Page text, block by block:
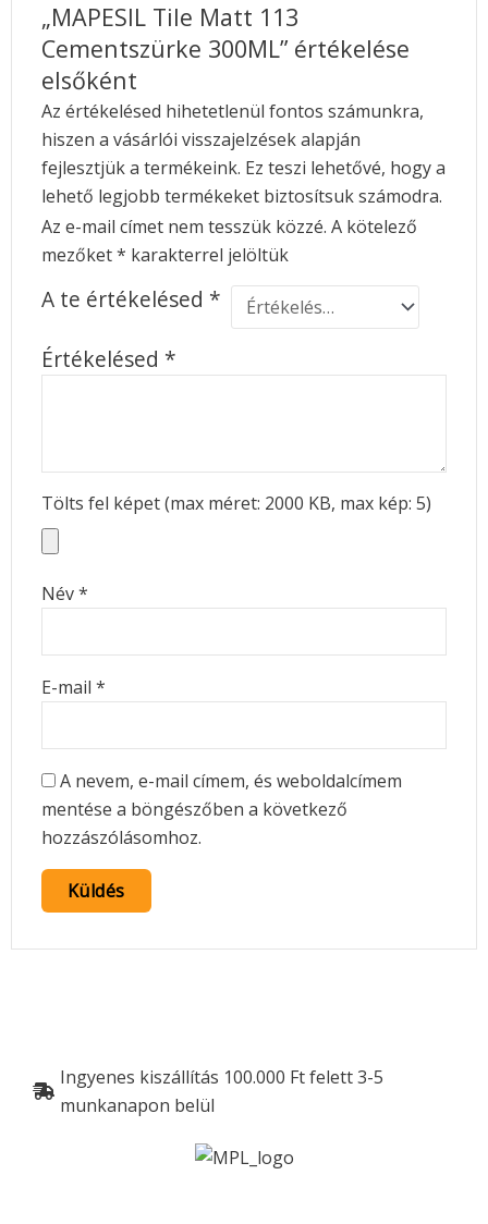
„MAPESIL Tile Matt 113
Cementszürke 300ML” értékelése
elsőként
Az értékelésed hihetetlenül fontos számunkra,
hiszen a vásárlói visszajelzések alapján
fejlesztjük a termékeink. Ez teszi lehetővé, hogy a
lehető legjobb termékeket biztosítsuk számodra.
Az e-mail címet nem tesszük közzé. A kötelező
mezőket* karakterrel jelöltük
A te értékelésed *
Értékelésed *
Tölts fel képet (max méret: 2000 KB, max kép: 5)
Név*
E-mail *
A nevem, e-mail címem, és weboldalcímem
mentése a böngészőben a következő
hozzászólásomhoz.
Ingyenes kiszállítás 100.000 Ft felett 3-5
munkanapon belül